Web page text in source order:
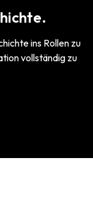
ins Rollen zu
vollständig zu